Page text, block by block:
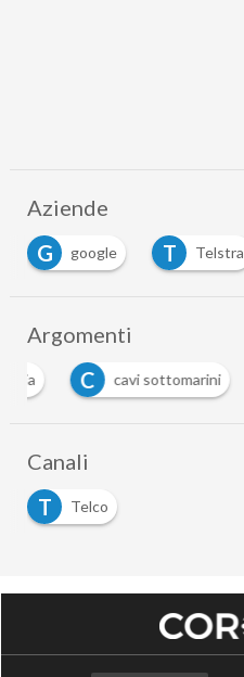
Aziende
G
google T Telstra
Argomenti
C cavi sottomarini
Canali
T
Telco